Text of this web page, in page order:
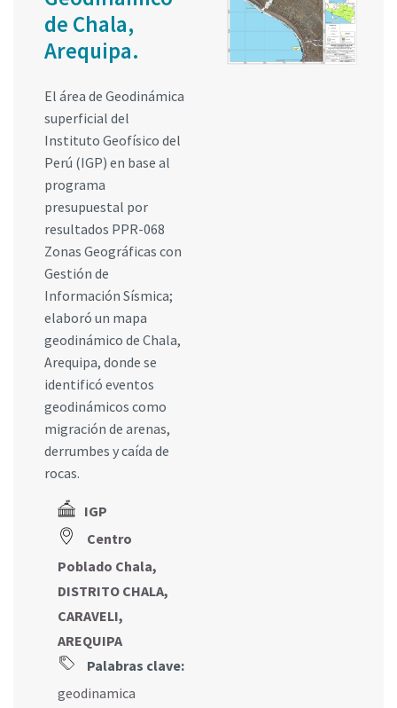
de Chala,
Arequipa.
El área de Geodinámica
superficial del
Instituto Geofísico del
Perú (IGP) en base al
programa
presupuestal por
resultados PPR-068
Zonas Geográficas con
Gestión de
Información Sísmica;
elaboró un mapa
geodinámico de Chala,
Arequipa, donde se
identificó eventos
geodinámicos como
migración de arenas,
derrumbes y caída de
rocas.
IGP
Centro
Poblado Chala,
DISTRITO CHALA,
CARAVELI,
AREQUIPA
Palabras clave:
geodinamica